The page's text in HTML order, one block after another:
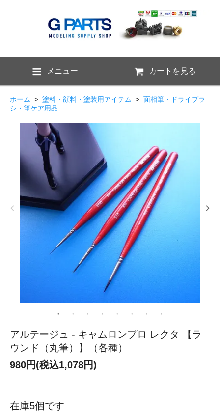
メニュー カートを見る
ホーム > 塗料・顔料・塗装用アイテム > 面相筆・ドライブラ
シ・筆ケア用品
アルテージュ - キャムロンプロ レクタ 【ラ
ウンド（丸筆）】（各種）
980円(税込1,078円)
在庫5個です